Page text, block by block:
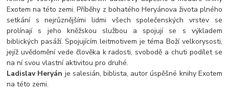
Exotem na této zemi. Příběhy z bohatého Heryánova života plného
setkání s nejrůznějšími lidmi všech společenských vrstev se
prolínají s jeho kněžskou službou a spojují se s výkladem
biblických pasáží. Spojujícím leitmotivem je téma Boží velkorysosti,
jejíž uvědomění vede člověka k radosti, svobodě a chuti podílet se
na ní svou vlastní aktivitou pro druhé.
Ladislav Heryán je salesián, biblista, autor úspěšné knihy Exotem
na této zemi.